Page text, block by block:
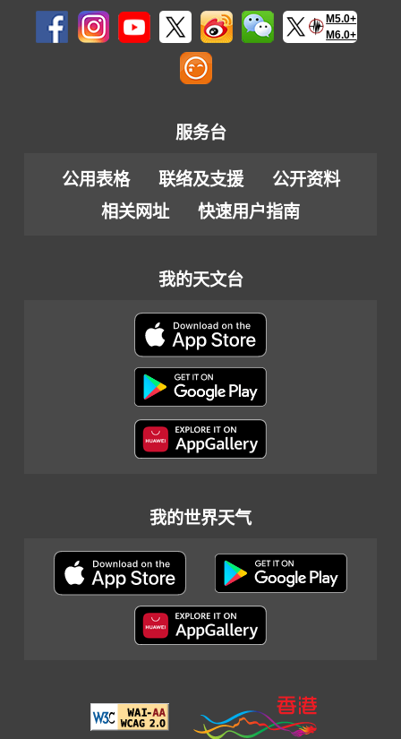
M5.0+
M6.0+
服务台
公用表格 联络及支援
公开资料
相关网址
快速用户指南
我的天文台
我的世界天气